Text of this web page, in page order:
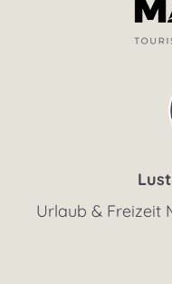
Urlaub & Freizeit